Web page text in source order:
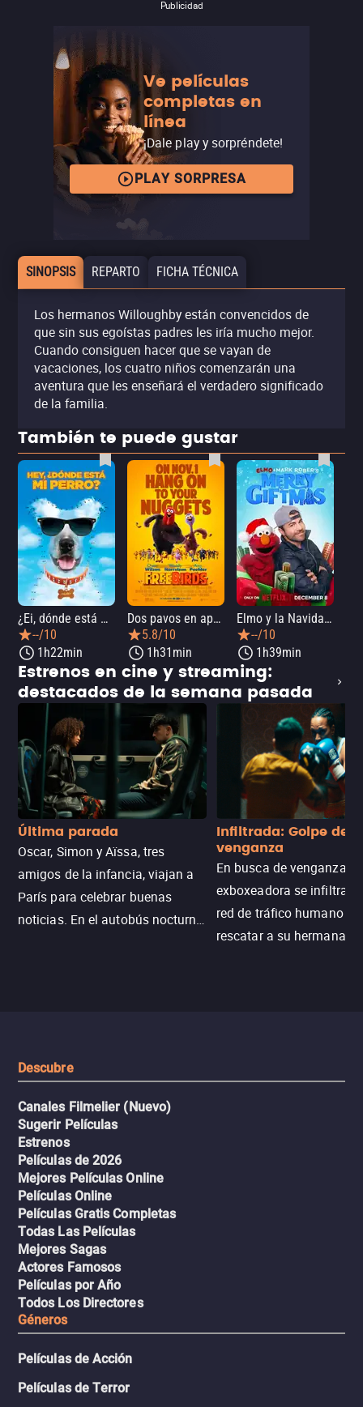
Publicidad
Ve películas
completas en
línea
¡Dale play y sorpréndete!
PLAY SORPRESA
SINOPSIS REPARTO FICHA TÉCNICA
Los hermanos Willoughby están convencidos de
que sin sus egoístas padres les iría mucho mejor.
Cuando consiguen hacer que se vayan de
vacaciones, los cuatro niños comenzarán una
aventura que les enseñará el verdadero significado
de la familia.
También te puede gustar
¿Ei, dónde está mi perro?
--/10
1h22min
Dos pavos en apuros
5.8/10
1h31min
Elmo y la Navidad mágica de Mark Rober
--/10
1h39min
Estrenos en cine y streaming:
destacados de la semana pasada
Última parada
Oscar, Simon y Aïssa, tres
amigos de la infancia, viajan a
París para celebrar buenas
noticias. En el autobús nocturno
Infiltrada: Golpe de
venganza
En busca de venganza,
exboxeadora se infiltra
red de tráfico humano
rescatar a su hermana
Descubre
Canales Filmelier (Nuevo)
Sugerir Películas
Estrenos
Películas de 2026
Mejores Películas Online
Películas Online
Películas Gratis Completas
Todas Las Películas
Mejores Sagas
Actores Famosos
Películas por Año
Todos Los Directores
Géneros
Películas de Acción
Películas de Terror